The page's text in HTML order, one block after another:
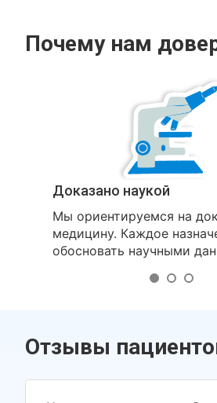
Почему нам
Доказано наукой
Мы ориентируемся на
медицину. Каждое
обосновать научными
Отзывы